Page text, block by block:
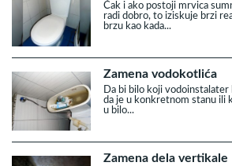
Čak i ako postoji mrvica
radi dobro, to iziskuje brzi
brzu kao kada...
Zamena vodokotlića
Da bi bilo koji
da je u konkretnom stanu ili
u bilo...
Zamena dela vertikale